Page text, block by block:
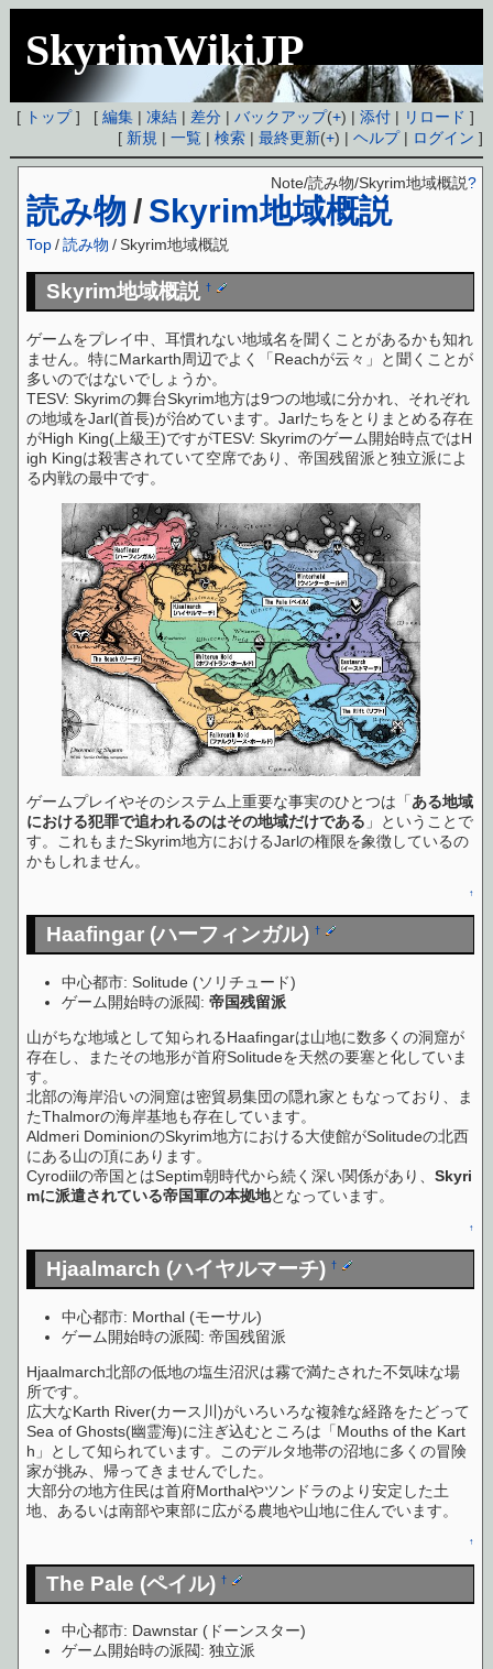
SkyrimWikiJP
[ トップ] [編集 |凍結 | 差分 |バックアップ(+) |添付 | リロード ]
[ 新規 |一覧 |検索 |最終更新(+) |ヘルプ| ログイン ]
読み物 / Skyrim地域概説
Note/読み物/Skyrim地域概説?
Top /読み物 /Skyrim地域概説
Skyrim地域概説†
ゲームをプレイ中、耳慣れない地域名を聞くことがあるかも知れ
ません。特にMarkarth周辺でよく「Reachが云々」と聞くことが
多いのではないでしょうか。
TESV: Skyrimの舞台Skyrim地方は9つの地域に分かれ、それぞれ
の地域をJarl(首長)が治めています。Jarlたちをとりまとめる存在
がHigh King(上級王)ですがTESV: Skyrimのゲーム開始時点ではH
igh Kingは殺害されていて空席であり、帝国残留派と独立派によ
る内戦の最中です。
ゲームプレイやそのシステム上重要な事実のひとつは「ある地域
における犯罪で追われるのはその地域だけである 」ということで
す。これもまたSkyrim地方におけるJarlの権限を象徴しているの
かもしれません。
↑
Haafingar (ハーフィンガル)†
中心都市: Solitude (ソリチュード)
ゲーム開始時の派閥:帝国残留派
山がちな地域として知られるHaafingarは山地に数多くの洞窟が
存在し、またその地形が首府Solitudeを天然の要塞と化していま
す。
北部の海岸沿いの洞窟は密貿易集団の隠れ家ともなっており、ま
たThalmorの海岸基地も存在しています。
Aldmeri DominionのSkyrim地方における大使館がSolitudeの北西
にある山の頂にあります。
Cyrodiilの帝国とはSeptim朝時代から続く深い関係があり、Skyri
mに派遣されている帝国軍の本拠地となっています。
↑
Hjaalmarch (ハイヤルマーチ)†
中心都市: Morthal (モーサル)
ゲーム開始時の派閥: 帝国残留派
Hjaalmarch北部の低地の塩生沼沢は霧で満たされた不気味な場
所です。
広大なKarth River(カース川)がいろいろな複雑な経路をたどって
Sea of Ghosts(幽霊海)に注ぎ込むところは「Mouths of the Kart
h」として知られています。このデルタ地帯の沼地に多くの冒険
家が挑み、帰ってきませんでした。
大部分の地方住民は首府Morthalやツンドラのより安定した土
地、あるいは南部や東部に広がる農地や山地に住んでいます。
↑
The Pale (ペイル)†
中心都市: Dawnstar (ドーンスター)
ゲーム開始時の派閥: 独立派